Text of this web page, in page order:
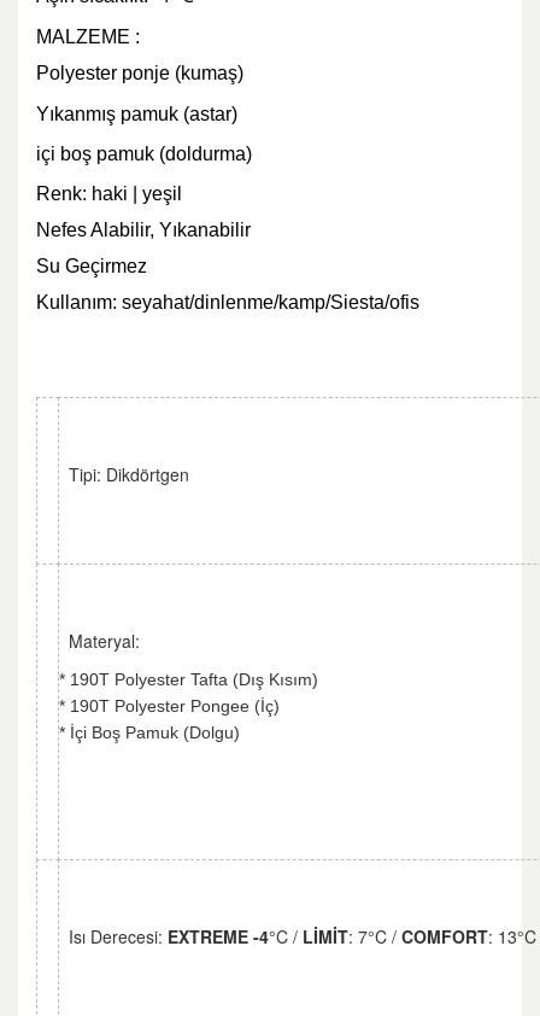
MALZEME :
Polyester ponje (kumaş)
Yıkanmış pamuk (astar)
içi boş pamuk (doldurma)
Renk: haki | yeşil
Nefes Alabilir, Yıkanabilir
Su Geçirmez
Kullanım: seyahat/dinlenme/kamp/Siesta/ofis
Tipi: Dikdörtgen
Materyal:
* 190T Polyester Tafta (Dış Kısım)
* 190T Polyester Pongee (İç)
* İçi Boş Pamuk (Dolgu)
Isı Derecesi: EXTREME -4°C / LİMİT: 7°C / COMFORT: 13°C